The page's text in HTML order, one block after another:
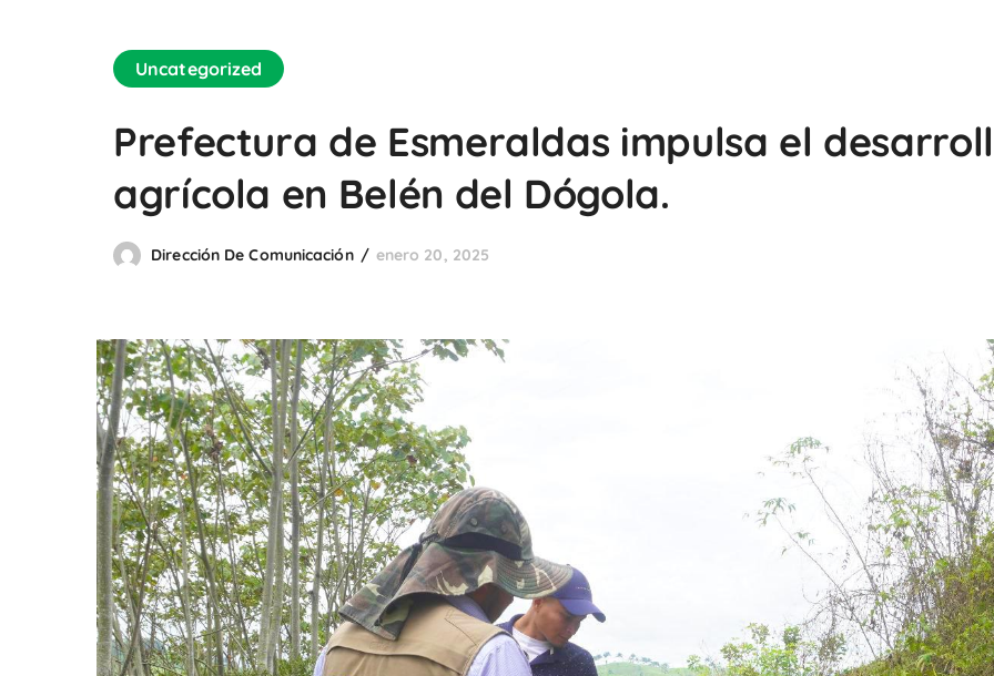
Uncategorized
Prefectura de Esmeraldas impulsa el
agrícola en Belén del Dógola.
Dirección De Comunicación enero 20, 2025